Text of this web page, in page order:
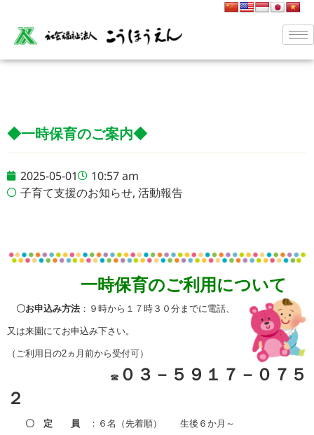
◆一時保育のご案内◆
2025-05-01
10:57 am
子育て支援のお知らせ, 活動報告
一時保育のご利用について
〇お申込み方法 ：９時から１７時３０分までに電話、
又は来園にてお申込み下さい。
（ご利用日の2ヵ月前から受付可）
☎ ０３－５９１７－０７５
２
〇 定 員 ：６名（先着順） 生後６か月～